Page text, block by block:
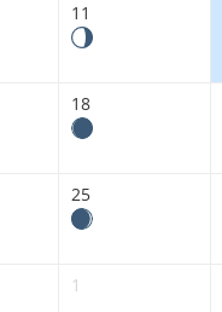
México.
11
18
25
1